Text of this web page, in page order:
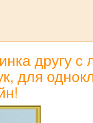
другу с
для